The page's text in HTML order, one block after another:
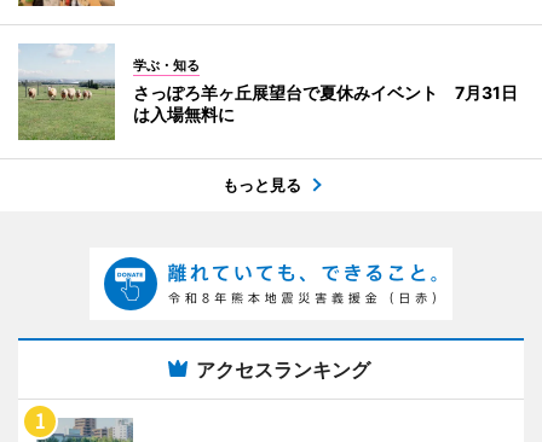
学ぶ・知る
さっぽろ羊ヶ丘展望台で夏休みイベント 7月31日
は入場無料に
もっと見る
アクセスランキング